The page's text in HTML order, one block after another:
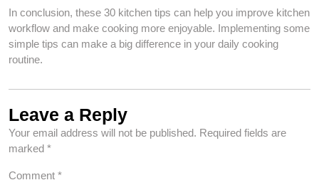
In conclusion, these 30 kitchen tips can help you improve kitchen
workflow and make cooking more enjoyable. Implementing some
simple tips can make a big difference in your daily cooking
routine.
Leave a Reply
Your email address will not be published. Required fields are
marked *
Comment *